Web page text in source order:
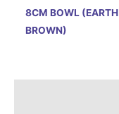
8CM BOWL (EARTH
BROWN)